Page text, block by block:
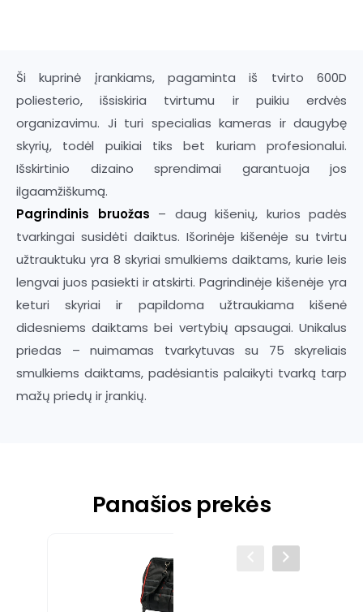
Ši kuprinė įrankiams, pagaminta iš tvirto 600D
poliesterio, išsiskiria tvirtumu ir puikiu erdvės
organizavimu. Ji turi specialias kameras ir daugybę
skyrių, todėl puikiai tiks bet kuriam profesionalui.
Išskirtinio dizaino sprendimai garantuoja jos
ilgaamžiškumą.
Pagrindinis bruožas – daug kišenių, kurios padės
tvarkingai susidėti daiktus. Išorinėje kišenėje su tvirtu
užtrauktuku yra 8 skyriai smulkiems daiktams, kurie leis
lengvai juos pasiekti ir atskirti. Pagrindinėje kišenėje yra
keturi skyriai ir papildoma užtraukiama kišenė
didesniems daiktams bei vertybių apsaugai. Unikalus
priedas – nuimamas tvarkytuvas su 75 skyreliais
smulkiems daiktams, padėsiantis palaikyti tvarką tarp
mažų priedų ir įrankių.
Panašios prekės